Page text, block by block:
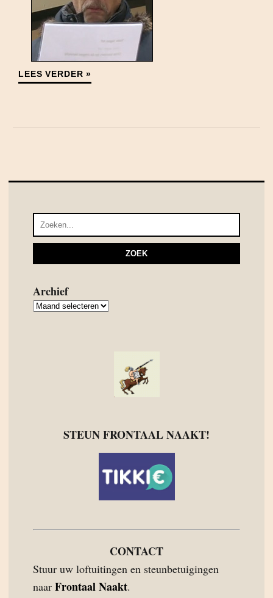
LEES VERDER »
Archief
Archief
STEUN FRONTAAL NAAKT!
CONTACT
Stuur uw loftuitingen en steunbetuigingen
naar Frontaal Naakt.